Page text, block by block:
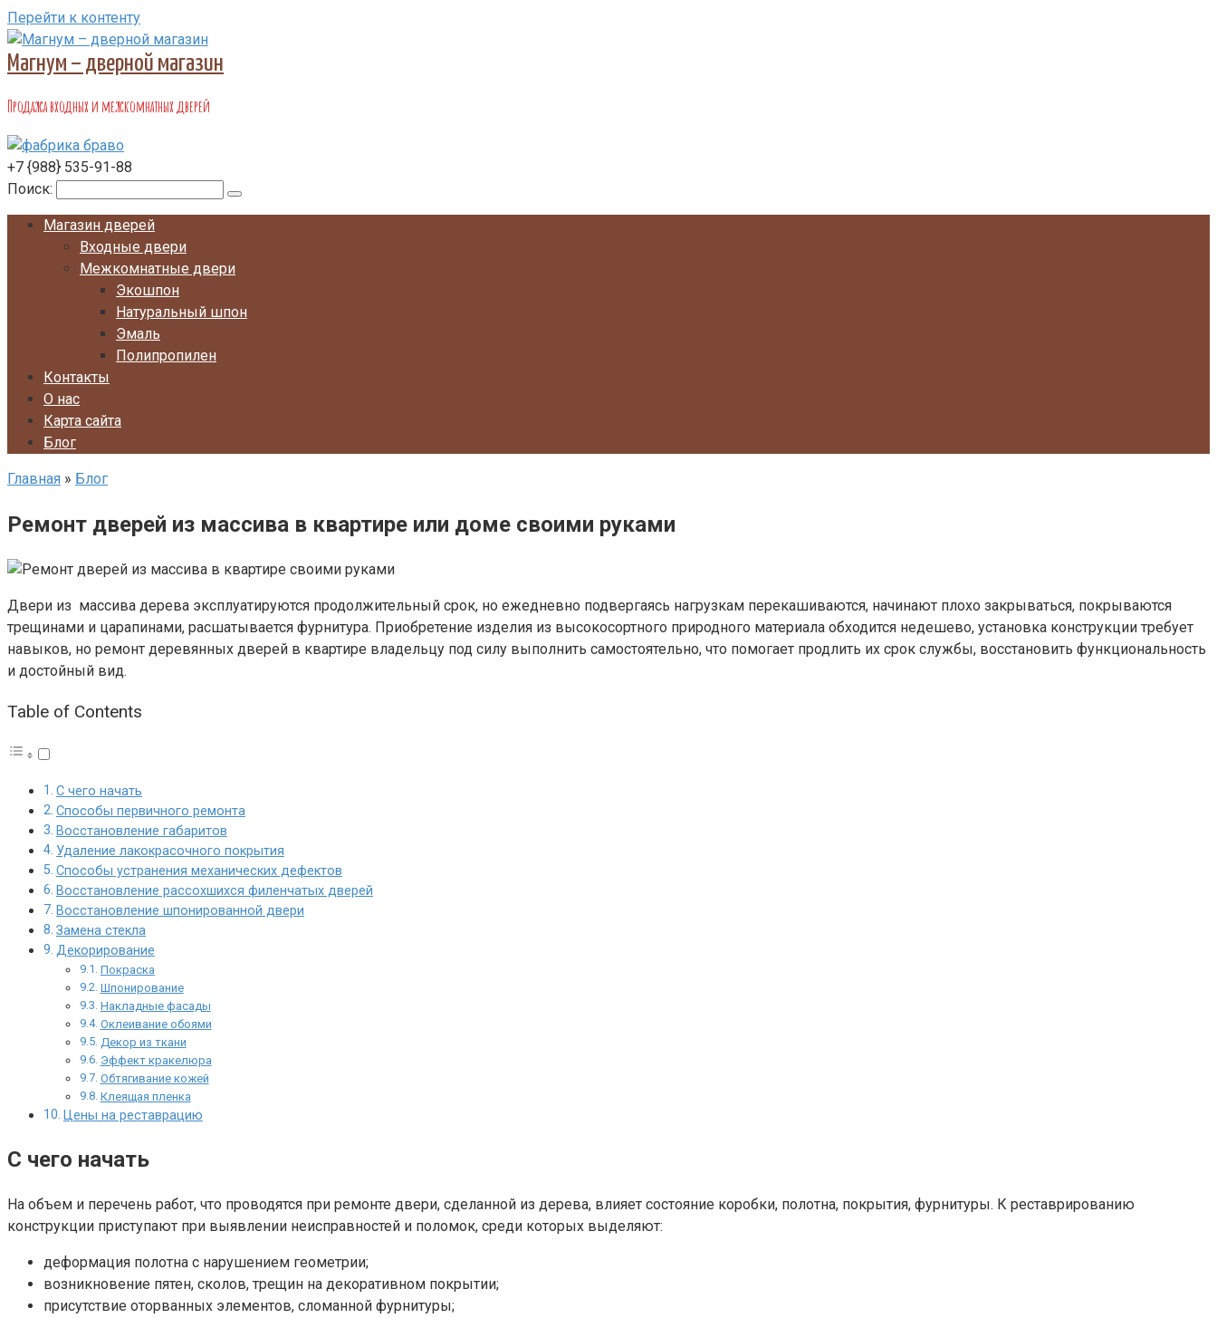
Перейти к контенту
Магнум – дверной магазин
Продажа входных и межкомнатных дверей
+7 {988} 535-91-88
Поиск:
Магазин дверей
Входные двери
Межкомнатные двери
Экошпон
Натуральный шпон
Эмаль
Полипропилен
Контакты
О нас
Карта сайта
Блог
Главная » Блог
Ремонт дверей из массива в квартире или доме своими руками
Двери из массива дерева эксплуатируются продолжительный срок, но ежедневно подвергаясь нагрузкам перекашиваются, начинают плохо закрываться, покрываются
трещинами и царапинами, расшатывается фурнитура. Приобретение изделия из высокосортного природного материала обходится недешево, установка конструкции требует
навыков, но ремонт деревянных дверей в квартире владельцу под силу выполнить самостоятельно, что помогает продлить их срок службы, восстановить функциональность
и достойный вид.
Table of Contents
С чего начать
Способы первичного ремонта
Восстановление габаритов
Удаление лакокрасочного покрытия
Способы устранения механических дефектов
Восстановление рассохшихся филенчатых дверей
Восстановление шпонированной двери
Замена стекла
Декорирование
Покраска
Шпонирование
Накладные фасады
Оклеивание обоями
Декор из ткани
Эффект кракелюра
Обтягивание кожей
Клеящая пленка
Цены на реставрацию
С чего начать
На объем и перечень работ, что проводятся при ремонте двери, сделанной из дерева, влияет состояние коробки, полотна, покрытия, фурнитуры. К реставрированию
конструкции приступают при выявлении неисправностей и поломок, среди которых выделяют:
деформация полотна с нарушением геометрии;
возникновение пятен, сколов, трещин на декоративном покрытии;
присутствие оторванных элементов, сломанной фурнитуры;